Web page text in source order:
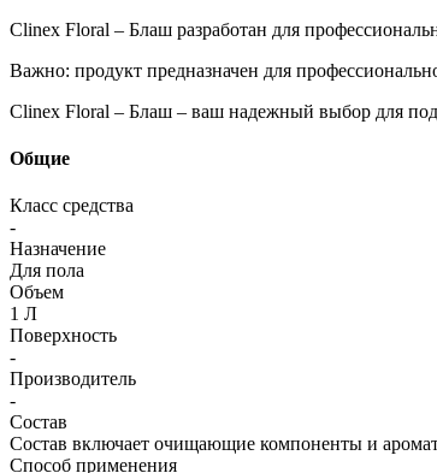
Clinex Floral – Блаш разработан для
Важно: продукт предназначен для
Clinex Floral – Блаш – ваш надежный выбор для
Общие
Класс средства
-
Назначение
Для пола
Объем
1 Л
Поверхность
-
Производитель
-
Состав
Состав включает очищающие компоненты и
Способ применения